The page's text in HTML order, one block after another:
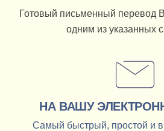
Готовый письменный перевод
одним из указанных
НА ВАШУ
Самый быстрый, простой и